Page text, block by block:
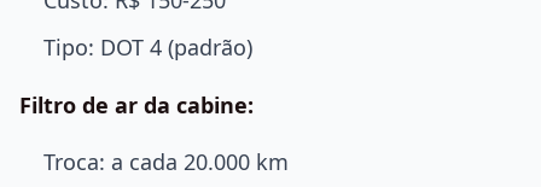
Tipo: DOT 4 (padrão)
Filtro de ar da cabine:
Troca: a cada 20.000 km